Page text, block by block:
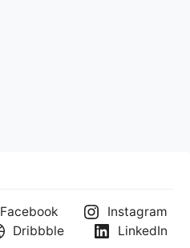
Facebook
Instagram
Dribbble LinkedIn